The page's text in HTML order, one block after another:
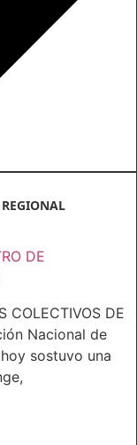
REGIONAL
DE
COLECTIVOS DE
Nacional de
sostuvo una